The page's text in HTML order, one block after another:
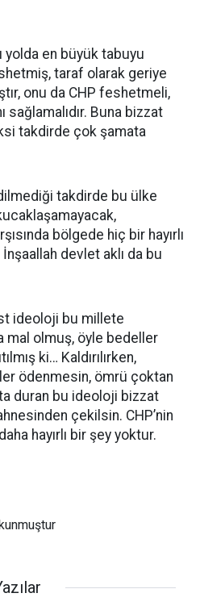
yolda en büyük tabuyu
taraf olarak geriye
onu da CHP feshetmeli,
sağlamalıdır. Buna bizzat
takdirde çok şamata
takdirde bu ülke
bölgede hiç bir hayırlı
devlet aklı da bu
ideoloji bu millete
mal olmuş, öyle bedeller
ki… Kaldırılırken,
ödenmesin, ömrü çoktan
duran bu ideoloji bizzat
çekilsin. CHP’nin
hayırlı bir şey yoktur.